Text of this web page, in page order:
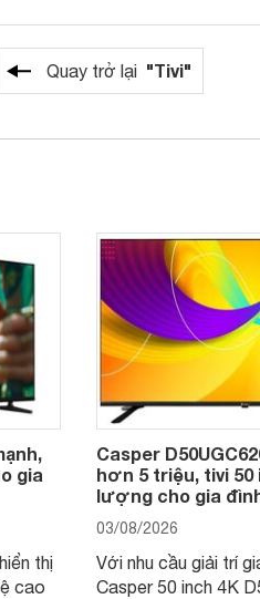
Quay trở lại "Tivi"
gia
thị
cao
Casper
hơn 5 triệu, tivi 50
lượng cho gia
03/08/2026
Với nhu cầu giải trí
Casper 50 inch 4K